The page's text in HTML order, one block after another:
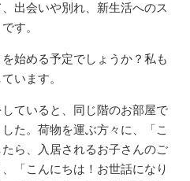
出会いや別れ、新生活へのス
す。
始める予定でしょうか？私も
います。
ていると、同じ階のお部屋で
た。荷物を運ぶ方々に、「こ
ら、入居されるお子さんのご
「こんにちは！お世話になり